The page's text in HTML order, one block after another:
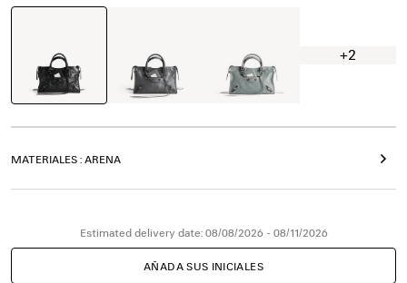
Negro
+2
MATERIALES : ARENA
Estimated delivery date: 08/08/2026 - 08/11/2026
AÑADA SUS INICIALES